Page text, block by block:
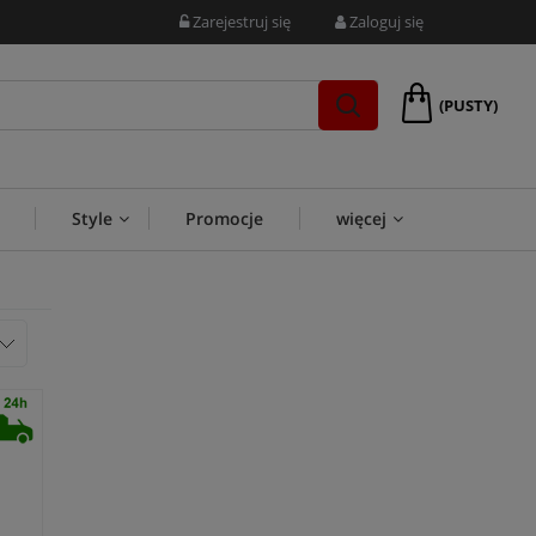
Zarejestruj się Zaloguj się
(PUSTY)
Style Promocje więcej